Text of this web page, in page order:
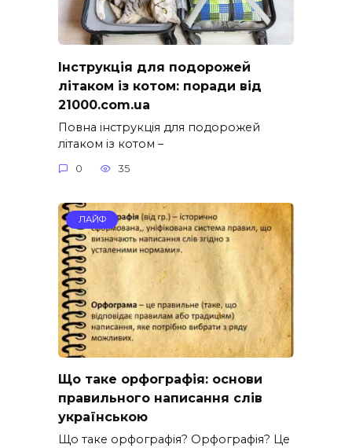
Інструкція для подорожей
літаком із котом: поради від
21000.com.ua
Повна інструкція для подорожей
літаком із котом –
0 35
ЛАЙФ
Що таке орфографія: основи
правильного написання слів
українською
Що таке орфографія? Орфографія? Це